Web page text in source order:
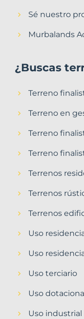
Sé nuestro
Murbalands
¿Buscas
Terreno
Terreno en
Terreno
Terreno
Terrenos
Terrenos
Terrenos
Uso
Uso
Uso terciario
Uso
Uso industrial